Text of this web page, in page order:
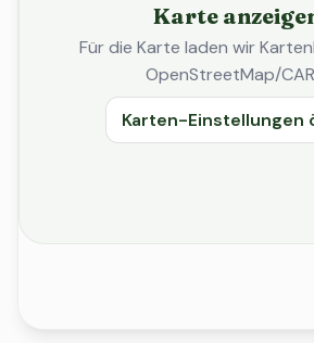
Karte
Für die Karte laden wir
OpenStreetMap/
Karten-Einstellungen